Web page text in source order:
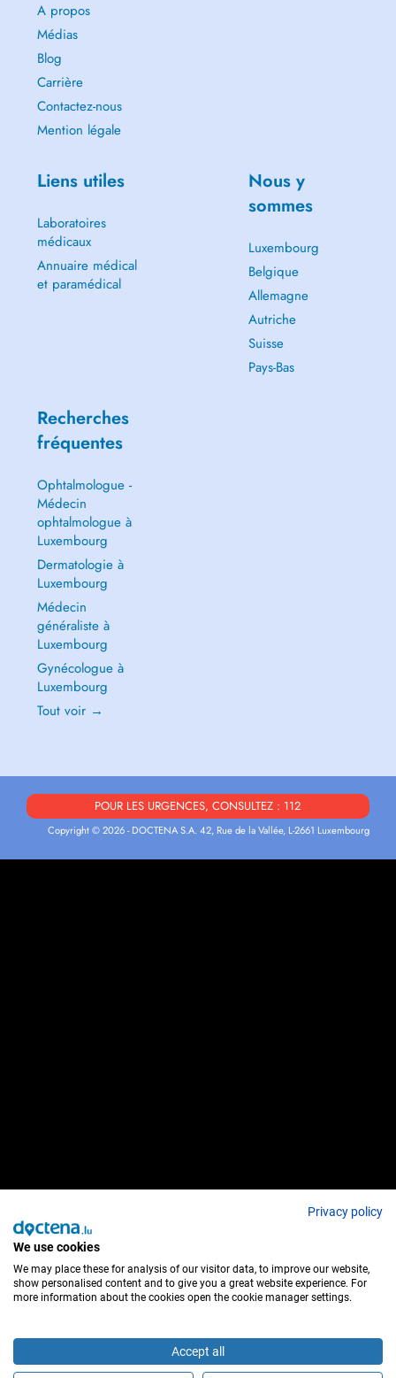
A propos
Médias
Blog
Carrière
Contactez-nous
Mention légale
Liens utiles
Laboratoires
médicaux
Annuaire médical
et paramédical
Nous y
sommes
Luxembourg
Belgique
Allemagne
Autriche
Suisse
Pays-Bas
Recherches
fréquentes
Ophtalmologue -
Médecin
ophtalmologue à
Luxembourg
Dermatologie à
Luxembourg
Médecin
généraliste à
Luxembourg
Gynécologue à
Luxembourg
Tout voir →
POUR LES URGENCES, CONSULTEZ : 112
Copyright © 2026 - DOCTENA S.A. 42, Rue de la Vallée, L-2661 Luxembourg
Privacy policy
We use cookies
We may place these for analysis of our visitor data, to improve our website,
show personalised content and to give you a great website experience. For
more information about the cookies open the cookie manager settings.
Accept all